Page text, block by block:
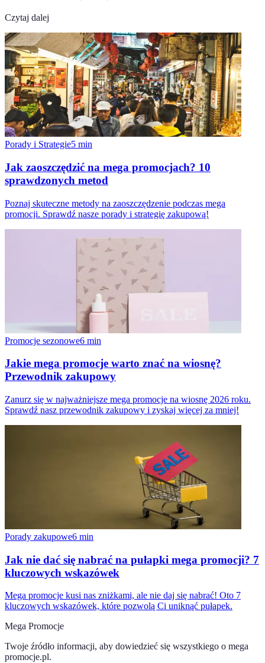
Czytaj dalej
Porady i Strategie5 min
Jak zaoszczędzić na mega promocjach? 10
sprawdzonych metod
Poznaj skuteczne metody na zaoszczędzenie podczas mega
promocji. Sprawdź nasze porady i strategię zakupową!
Promocje sezonowe6 min
Jakie mega promocje warto znać na wiosnę?
Przewodnik zakupowy
Zanurz się w najważniejsze mega promocje na wiosnę 2026 roku.
Sprawdź nasz przewodnik zakupowy i zyskaj więcej za mniej!
Porady zakupowe6 min
Jak nie dać się nabrać na pułapki mega promocji? 7
kluczowych wskazówek
Mega promocje kusi nas zniżkami, ale nie daj się nabrać! Oto 7
kluczowych wskazówek, które pozwolą Ci uniknąć pułapek.
Mega Promocje
Twoje źródło informacji, aby dowiedzieć się wszystkiego o mega
promocje.pl.